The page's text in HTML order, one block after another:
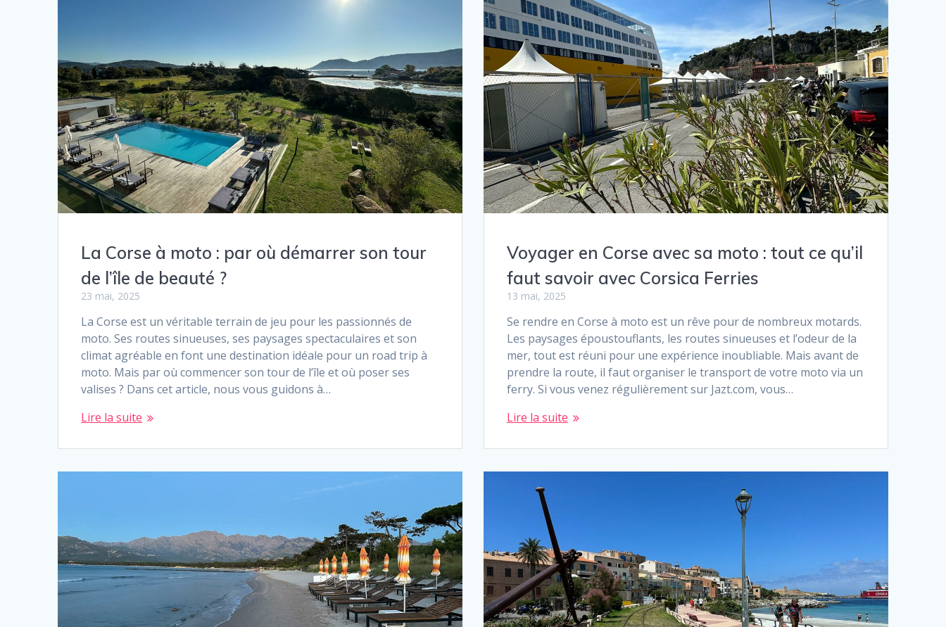
La Corse à moto : par où démarrer son tour
de l’île de beauté ?
23 mai, 2025
La Corse est un véritable terrain de jeu pour les passionnés de
moto. Ses routes sinueuses, ses paysages spectaculaires et son
climat agréable en font une destination idéale pour un road trip à
moto. Mais par où commencer son tour de l’île et où poser ses
valises ? Dans cet article, nous vous guidons à…
Lire la suite
Voyager en Corse avec sa moto : tout ce qu’il
faut savoir avec Corsica Ferries
13 mai, 2025
Se rendre en Corse à moto est un rêve pour de nombreux motards.
Les paysages époustouflants, les routes sinueuses et l’odeur de la
mer, tout est réuni pour une expérience inoubliable. Mais avant de
prendre la route, il faut organiser le transport de votre moto via un
ferry. Si vous venez régulièrement sur Jazt.com, vous…
Lire la suite